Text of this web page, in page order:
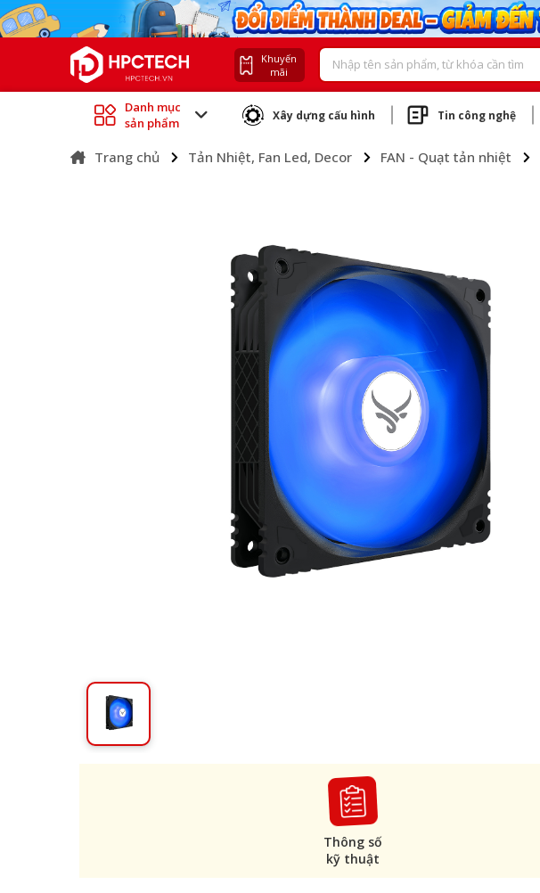
Khuyến
mãi
Danh mục
sản phẩm
Xây dựng cấu hình Tin công nghệ
Trang chủ Tản Nhiệt, Fan Led, Decor FAN - Quạt tản nhiệt
Thông số
kỹ thuật